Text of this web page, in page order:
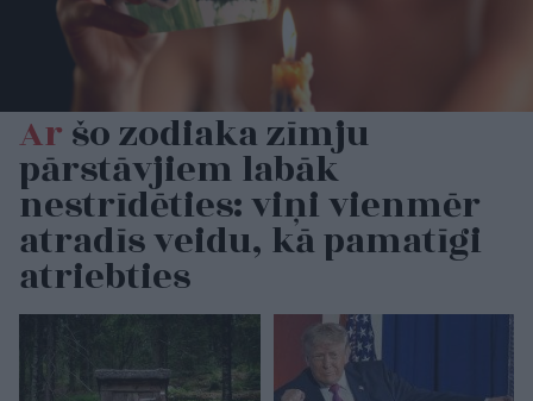
Aršo zodiaka zīmju
pārstāvjiem labāk
nestrīdēties: viņi vienmēr
atradīs veidu, kā pamatīgi
atriebties